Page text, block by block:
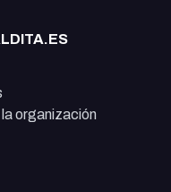
organización